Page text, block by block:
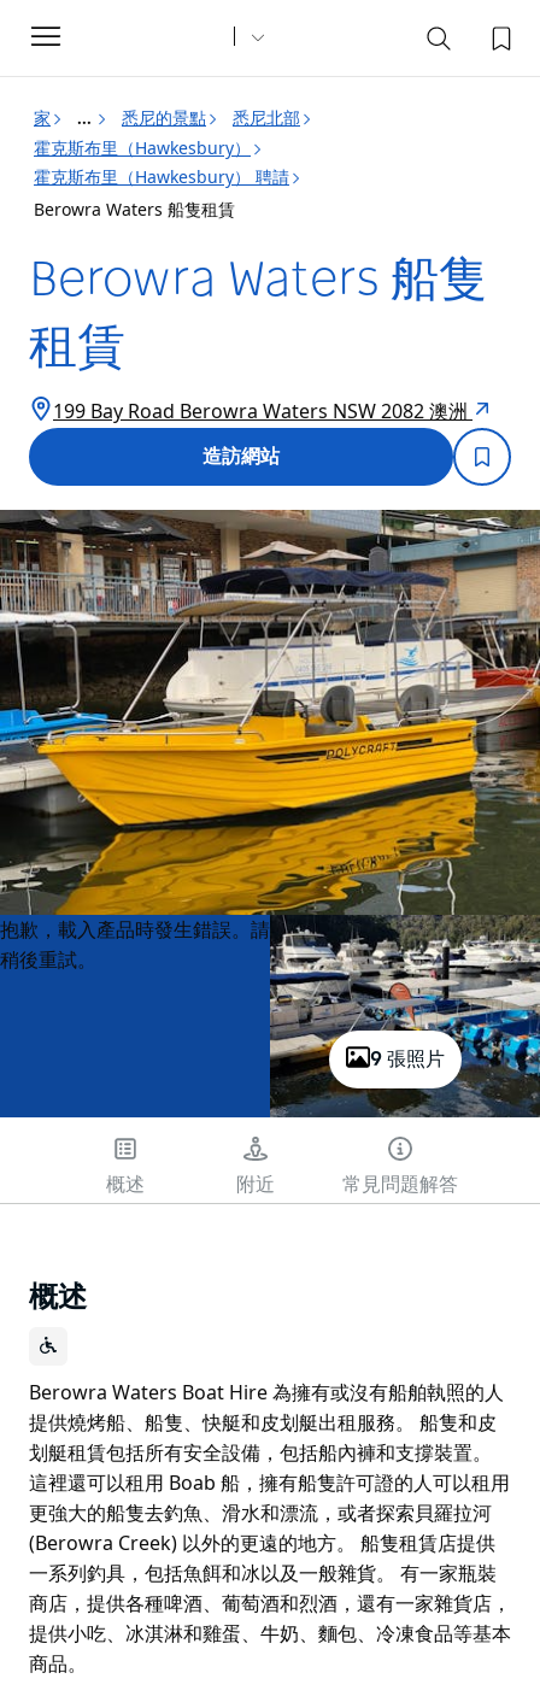
Toggle
navigation
家 ... 悉尼的景點
悉尼北部
霍克斯布里（Hawkesbury）
霍克斯布里（Hawkesbury） 聘請
Berowra Waters 船隻租賃
Berowra Waters 船隻
租賃
199 Bay Road Berowra Waters NSW 2082 澳洲
造訪網站
9 張照片
Product
List
Product
List
抱歉，載入產品時發生錯誤。請
稍後重試。
概述 附近 常見問題解答
概述
Berowra Waters Boat Hire 為擁有或沒有船舶執照的人
提供燒烤船、船隻、快艇和皮划艇出租服務。 船隻和皮
划艇租賃包括所有安全設備，包括船內褲和支撐裝置。
這裡還可以租用 Boab 船，擁有船隻許可證的人可以租用
更強大的船隻去釣魚、滑水和漂流，或者探索貝羅拉河
(Berowra Creek) 以外的更遠的地方。 船隻租賃店提供
一系列釣具，包括魚餌和冰以及一般雜貨。 有一家瓶裝
商店，提供各種啤酒、葡萄酒和烈酒，還有一家雜貨店，
提供小吃、冰淇淋和雞蛋、牛奶、麵包、冷凍食品等基本
商品。